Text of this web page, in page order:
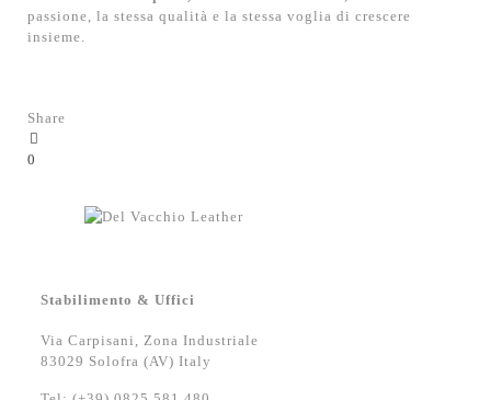
passione, la stessa qualità e la stessa voglia di crescere
insieme.
Share
0
Stabilimento & Uffici
Via Carpisani, Zona Industriale
83029 Solofra (AV) Italy